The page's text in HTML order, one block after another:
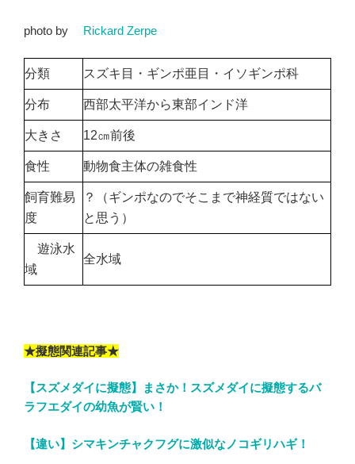
photo by Rickard Zerpe
分類 スズキ目・ギンポ亜目・イソギンポ科
分布 西部太平洋から東部インド洋
大きさ 12㎝前後
食性 動物食主体の雑食性
飼育難易
度
？（ギンポなのでそこまで神経質ではない
と思う）
遊泳水
域
全水域
★擬態関連記事★
【スズメダイに擬態】まさか！スズメダイに擬態するバ
ラフエダイの幼魚が賢い！
【違い】シマキンチャクフグに激似なノコギリハギ！